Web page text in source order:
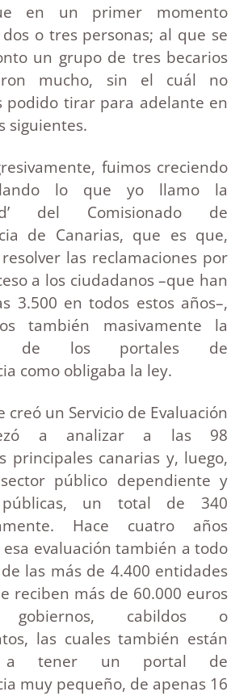
en un primer momento
o tres personas; al que se
un grupo de tres becarios
mucho, sin el cuál no
podido tirar para adelante en
siguientes.
fuimos creciendo
lo que yo llamo la
del Comisionado de
de Canarias, que es que,
las reclamaciones por
a los ciudadanos –que han
3.500 en todos estos años–,
también masivamente la
de los portales de
como obligaba la ley.
creó un Servicio de Evaluación
a analizar a las 98
principales canarias y, luego,
público dependiente y
públicas, un total de 340
Hace cuatro años
evaluación también a todo
las más de 4.400 entidades
reciben más de 60.000 euros
cabildos o
las cuales también están
a tener un portal de
muy pequeño, de apenas 16